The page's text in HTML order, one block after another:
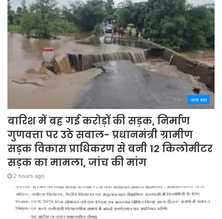
अपना शहर
बारिश में बह गई करोड़ों की सड़क, निर्माण
गुणवत्ता पर उठे सवाल- प्रधानमंत्री ग्रामीण
सड़क विकास प्राधिकरण से बनी 12 किलोमीटर
सड़क का मामला, जांच की मांग
2 hours ago